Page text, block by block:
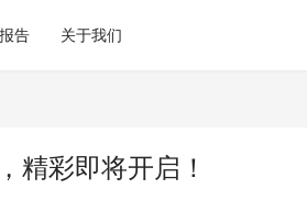
告 关于我们
精彩即将开启！